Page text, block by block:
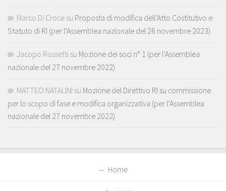
Marco Di Croce su Proposta di modifica dell’Atto Costitutivo e
Statuto di RI (per l’Assemblea nazionale del 26 novembre 2023)
Jacopo Rossetti su Mozione dei soci n° 1 (per l’Assemblea
nazionale del 27 novembre 2022)
MATTEO NATALINI su Mozione del Direttivo RI su commissione
per lo scopo di fase e modifica organizzativa (per l’Assemblea
nazionale del 27 novembre 2022)
Home